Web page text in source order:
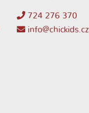
724 276 370
info@chickids.cz